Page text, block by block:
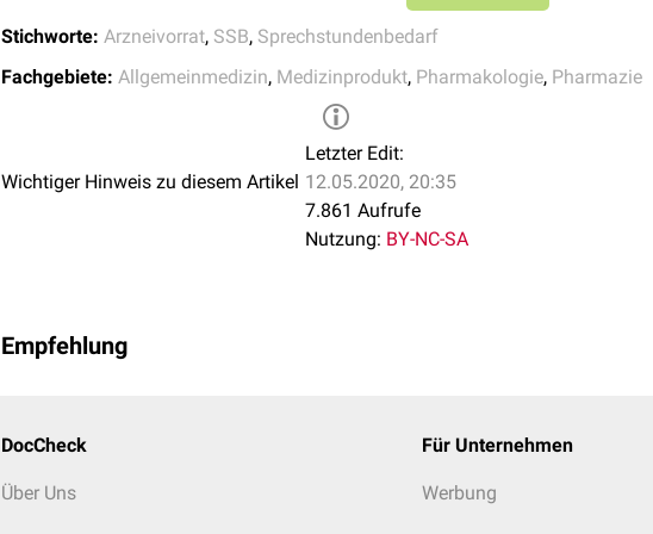
möglich. Hier finden sich auch anzukreuzende Nummern wie auf den
Nummer 8: Impfstoffe
Nummer 9: Sprechstundenbedarf (sofern nicht Nummer 7 oder Nummer 8)
Für Impfstoffe wird ein Sprechstundenbedarf mit dem Wasserzeichen
verwendet. Auf der Rückseite werden die Stempel derArztpraxis
Stichworte: Arzneivorrat, SSB, Sprechstundenbedarf
Fachgebiete: Allgemeinmedizin, Medizinprodukt, Pharmakologie, Pharmazie
Wichtiger Hinweis zu diesem Artikel
Letzter Edit:
12.05.2020, 20:35
7.861 Aufrufe
Nutzung: BY-NC-SA
Empfehlung
DocCheck
Über Uns
Für Unternehmen
Werbung